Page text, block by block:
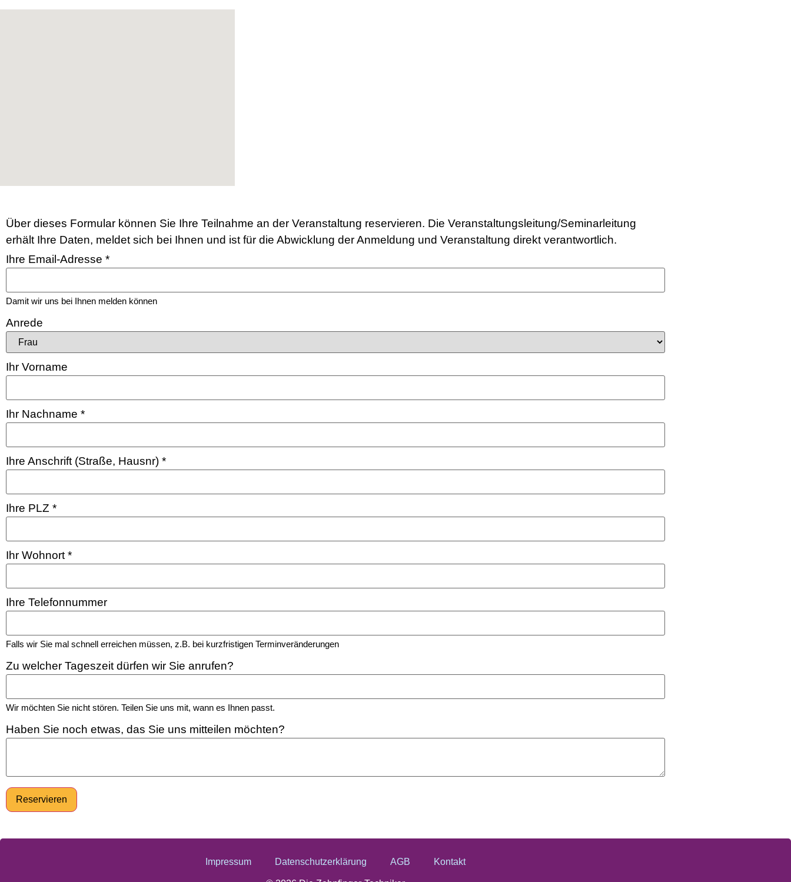
Über dieses Formular können Sie Ihre Teilnahme an der Veranstaltung reservieren. Die Veranstaltungsleitung/Seminarleitung
erhält Ihre Daten, meldet sich bei Ihnen und ist für die Abwicklung der Anmeldung und Veranstaltung direkt verantwortlich.
Ihre Email-Adresse *
Damit wir uns bei Ihnen melden können
Anrede
Ihr Vorname
Ihr Nachname *
Ihre Anschrift (Straße, Hausnr) *
Ihre PLZ *
Ihr Wohnort*
Ihre Telefonnummer
Falls wir Sie mal schnell erreichen müssen, z.B. bei kurzfristigen Terminveränderungen
Zu welcher Tageszeit dürfen wir Sie anrufen?
Wir möchten Sie nicht stören. Teilen Sie uns mit, wann es Ihnen passt.
Haben Sie noch etwas, das Sie uns mitteilen möchten?
Reservieren
Impressum Datenschutzerklärung AGB Kontakt